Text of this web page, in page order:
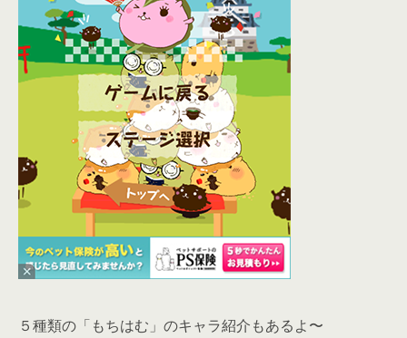
５種類の「もちはむ」のキャラ紹介もあるよ〜